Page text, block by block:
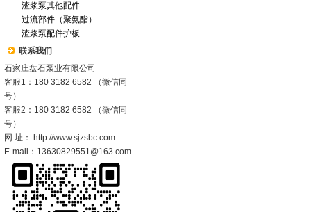
渣浆泵其他配件
过流部件（聚氨酯）
渣浆泵配件护板
联系我们
石家庄盘石泵业有限公司
客服1：180 3182 6582 （微信同
号）
客服2：180 3182 6582 （微信同
号）
网 址： http://www.sjzsbc.com
E-mail：13630829551@163.com